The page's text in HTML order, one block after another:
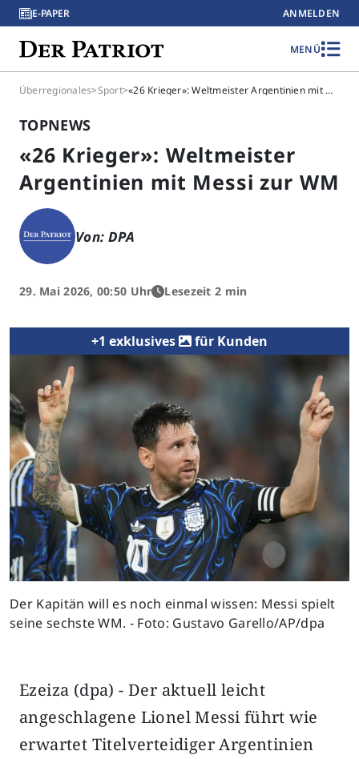
E-PAPER ANMELDEN
MENÜ
Überregionales>Sport> «26 Krieger»: Weltmeister Argentinien mit Messi zur WM
TOPNEWS
«26 Krieger»: Weltmeister
Argentinien mit Messi zur WM
Von: DPA
29. Mai 2026, 00:50 Uhr Lesezeit 2 min
+1 exklusives für Kunden
Der Kapitän will es noch einmal wissen: Messi spielt
seine sechste WM. - Foto: Gustavo Garello/AP/dpa
Previous
Ezeiza (dpa) - Der aktuell leicht
angeschlagene Lionel Messi führt wie
erwartet Titelverteidiger Argentinien